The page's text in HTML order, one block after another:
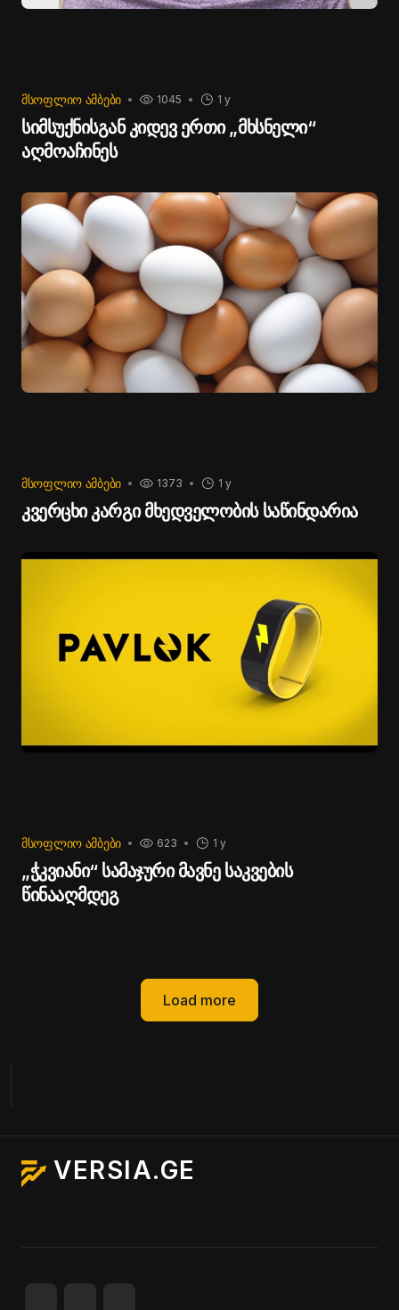
ᲛᲡᲝᲤᲚᲘᲝ ᲐᲛᲑᲔᲑᲘ 1 y
1045
სიმსუქნისგან კიდევ ერთი „მხსნელი“
აღმოაჩინეს
ᲛᲡᲝᲤᲚᲘᲝ ᲐᲛᲑᲔᲑᲘ 1 y
1373
კვერცხი კარგი მხედველობის საწინდარია
ᲛᲡᲝᲤᲚᲘᲝ ᲐᲛᲑᲔᲑᲘ 1 y
623
„ჭკვიანი“ სამაჯური მავნე საკვების
წინააღმდეგ
Load more
VERSIA.GE